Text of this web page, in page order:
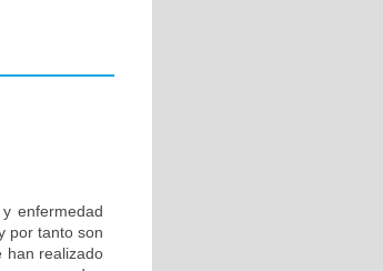
enfermedad
por tanto son
han realizado